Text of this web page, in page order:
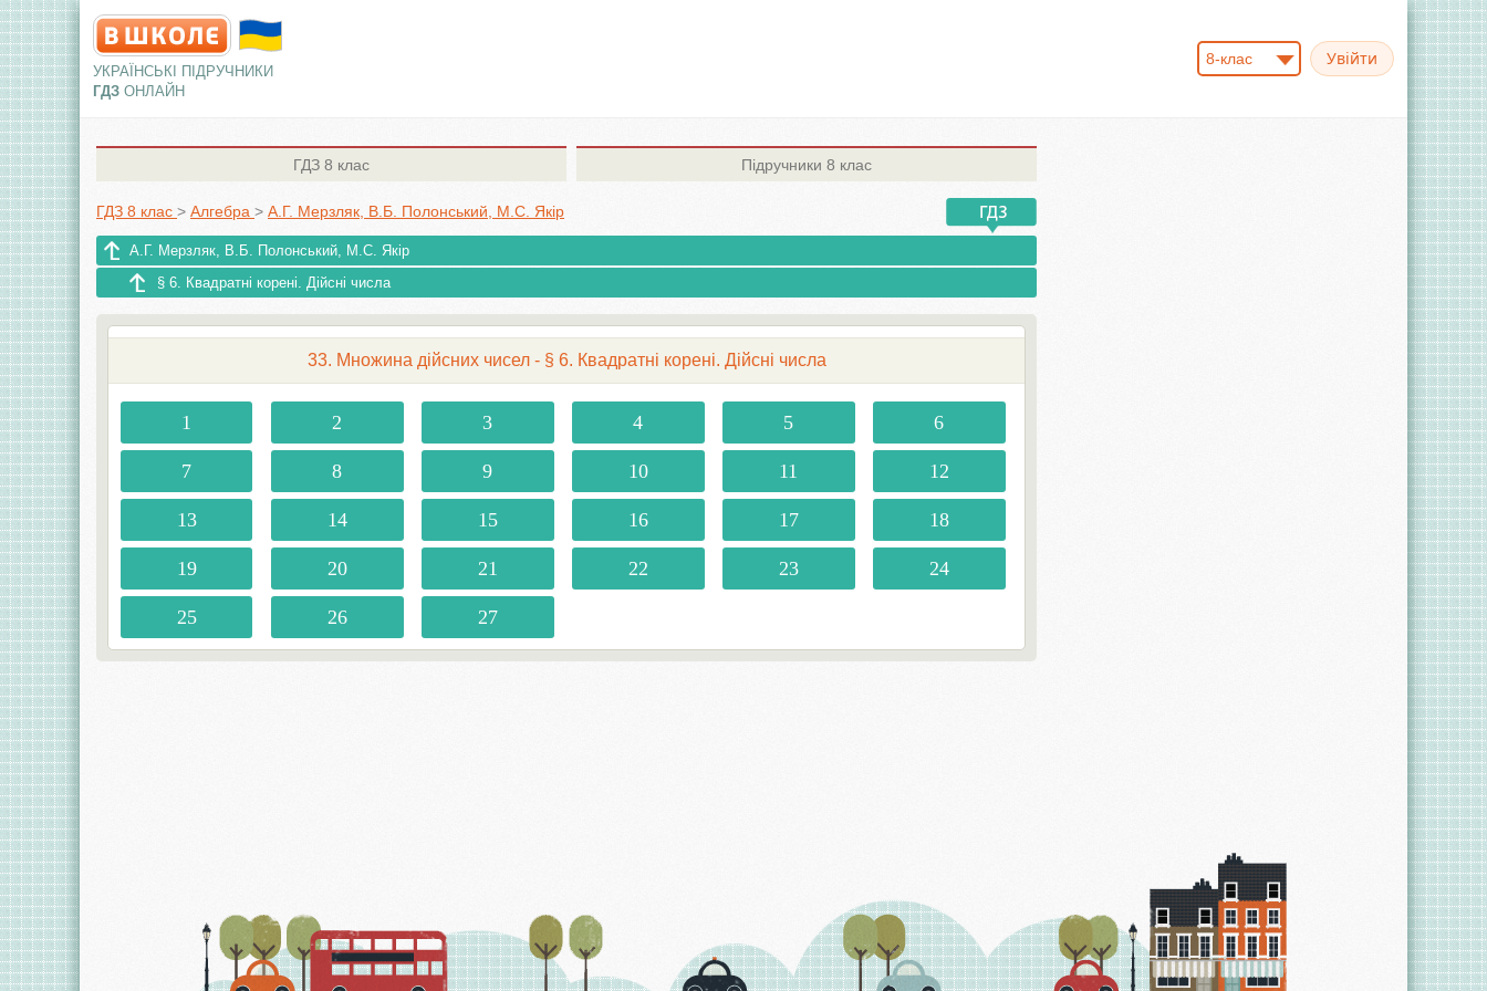
УКРАЇНСЬКІ ПІДРУЧНИКИ
ГДЗ ОНЛАЙН
8-клас
ГДЗ 8 клас Підручники 8 клас
ГДЗ 8 клас > Алгебра > А.Г. Мерзляк, В.Б. Полонський, M.С. Якір
А.Г. Мерзляк, В.Б. Полонський, M.С. Якір
§ 6. Квадратні корені. Дійсні числа
33. Множина дійсних чисел - § 6. Квадратні корені. Дійсні числа
1 2 3 4 5 6
7 8 9 10 11 12
13 14 15 16 17 18
19 20 21 22 23 24
25 26 27